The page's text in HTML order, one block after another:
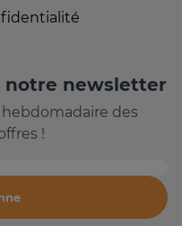
notre newsletter
des
!